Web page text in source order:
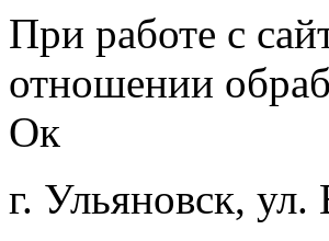
Перейти к основному содержанию
При работе с
отношении
Ок
г. Ульяновск, ул.